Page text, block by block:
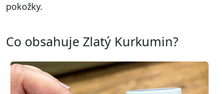
pokožky.
Co obsahuje Zlatý Kurkumin?